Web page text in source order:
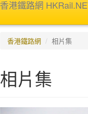
香港鐵路網 相片集
相片集